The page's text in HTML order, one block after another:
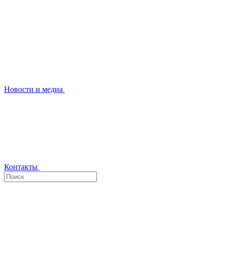
Новости и медиа
Контакты